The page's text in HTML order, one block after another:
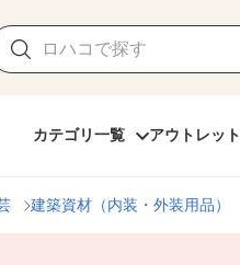
カテゴリ一覧 アウトレット
建築資材（内装・外装用品）